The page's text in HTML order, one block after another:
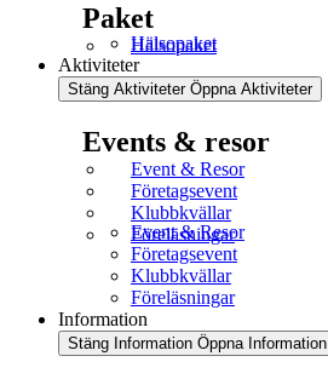
Paket
Hälsopaket
Hälsopaket
Aktiviteter
Stäng Aktiviteter Öppna Aktiviteter
Events & resor
Event & Resor
Företagsevent
Klubbkvällar
Föreläsningar
Event & Resor
Företagsevent
Klubbkvällar
Föreläsningar
Information
Stäng Information Öppna Information